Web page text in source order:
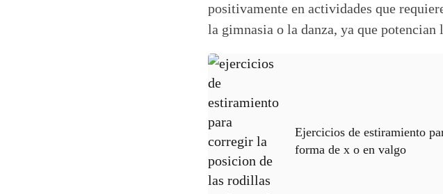
positivamente en actividades que
la gimnasia o la danza, ya que
Ejercicios de estiramiento
forma de x o en valgo